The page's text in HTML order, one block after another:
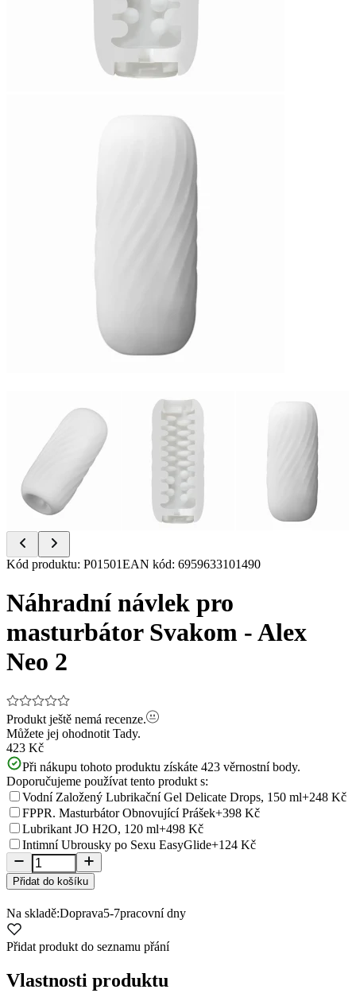
Item
of
Kód produktu: P01501EAN kód: 6959633101490
Náhradní návlek pro
masturbátor Svakom - Alex
Neo 2
Produkt ještě nemá recenze.
Můžete jej ohodnotit Tady.
423 Kč
Při nákupu tohoto produktu získáte 423 věrnostní body.
Doporučujeme používat tento produkt s:
Vodní Založený Lubrikační Gel Delicate Drops, 150 ml+248 Kč
FPPR. Masturbátor Obnovující Prášek+398 Kč
Lubrikant JO H2O, 120 ml+498 Kč
Intimní Ubrousky po Sexu EasyGlide+124 Kč
Přidat do košíku
Na skladě:Doprava5-7pracovní dny
Přidat produkt do seznamu přání
Vlastnosti produktu